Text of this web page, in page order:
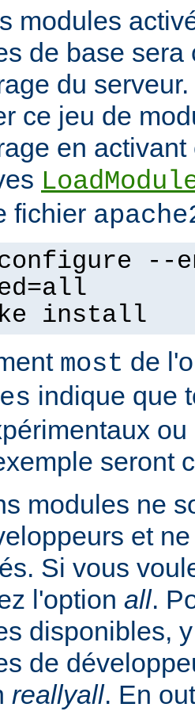
modules
de base sera
du
ce jeu de
en
fichier
--
install
most de
indique que
seront
modules ne
et
Si vous
l'option all.
disponibles,
de
reallyall. En